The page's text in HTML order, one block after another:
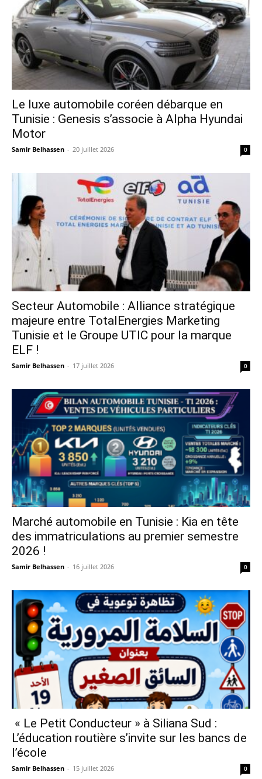
Le luxe automobile coréen débarque en
Tunisie : Genesis s’associe à Alpha Hyundai
Motor
Samir Belhassen - 20 juillet 2026 0
Secteur Automobile : Alliance stratégique
majeure entre TotalEnergies Marketing
Tunisie et le Groupe UTIC pour la marque
ELF !
Samir Belhassen - 17 juillet 2026 0
Marché automobile en Tunisie : Kia en tête
des immatriculations au premier semestre
2026 !
Samir Belhassen - 16 juillet 2026 0
« Le Petit Conducteur » à Siliana Sud :
L’éducation routière s’invite sur les bancs de
l’école
Samir Belhassen - 15 juillet 2026 0